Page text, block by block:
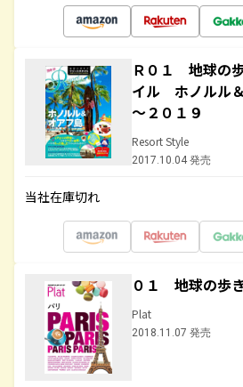
Ｒ０１ 地球の
イル ホノルル
～２０１９
Resort Style
2017.10.04 発売
当社在庫切れ
０１ 地球の歩
Plat
2018.11.07 発売